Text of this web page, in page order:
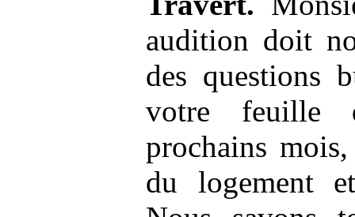
audition doit
des questions
votre feuille
prochains
du logement